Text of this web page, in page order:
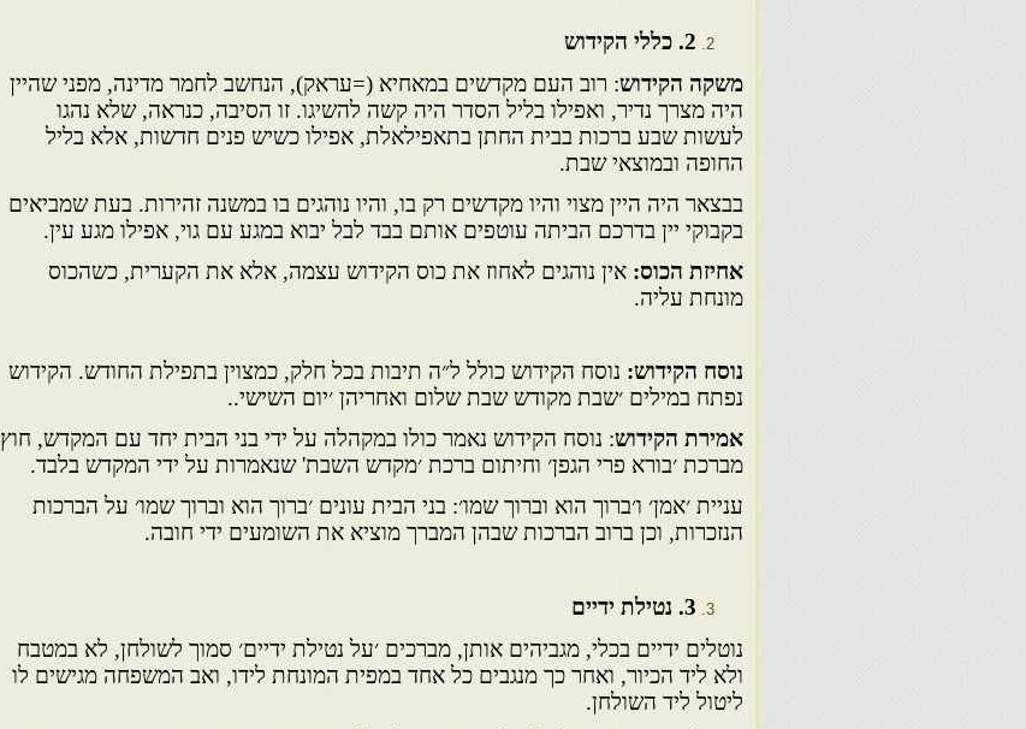
2. כללי הקידוש
משקה הקידוש: רוב העם מקדשים במאחיא (=עראק), הנחשב לחמר מדינה, מפני שהיין
היה מצרך נדיר, ואפילו בליל הסדר היה קשה להשיגו. זו הסיבה, כנראה, שלא נהגו
לעשות שבע ברכות בבית החתן בתאפילאלת, אפילו כשיש פנים חדשות, אלא בליל
החופה ובמוצאי שבת.
בבצאר היה היין מצוי והיו מקדשים רק בו, והיו נוהגים בו במשנה זהירות. בעת שמביאים
בקבוקי יין בדרכם הביתה עוטפים אותם בבד לבל יבוא במגע עם גוי, אפילו מגע עין.
אחיזת הכוס: אין נוהגים לאחוז את כוס הקידוש עצמה, אלא את הקערית, כשהכוס
מונחת עליה.
נוסח הקידוש: נוסח הקידוש כולל ל״ה תיבות בכל חלק, כמצוין בתפילת החודש. הקידוש
נפתח במילים ׳שבת מקודש שבת שלום ואחריהן ׳יום השישי..
אמירת הקידוש: נוסח הקידוש נאמר כולו במקהלה על ידי בני הבית יחד עם המקדש, חוץ
מברכת ׳בורא פרי הגפן׳ וחיתום ברכת ׳מקדש השבת' שנאמרות על ידי המקדש בלבד.
עניית ׳אמן׳ ו׳ברוך הוא וברוך שמו׳: בני הבית עונים ׳ברוך הוא וברוך שמו׳ על הברכות
הנזכרות, וכן ברוב הברכות שבהן המברך מוציא את השומעים ידי חובה.
3. נטילת ידיים
נוטלים ידיים בכלי, מגביהים אותן, מברכים ׳על נטילת ידיים׳ סמוך לשולחן, לא במטבח
ולא ליד הכיור, ואחר כך מנגבים כל אחד במפית המונחת לידו, ואב המשפחה מגישים לו
ליטול ליד השולחן.